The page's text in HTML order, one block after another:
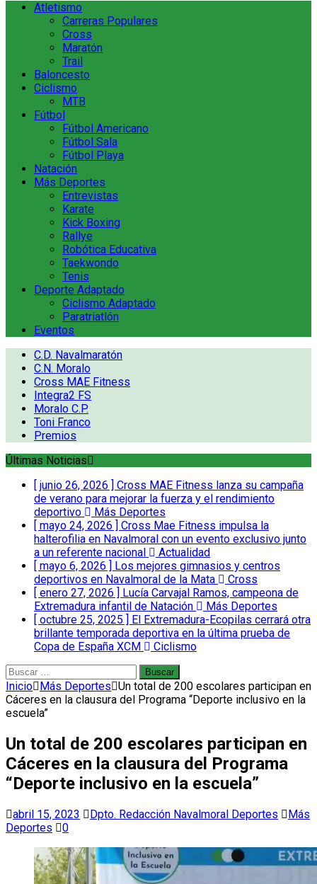
Atletismo
Carreras Populares
Cross
Maratón
Trail
Baloncesto
Ciclismo
MTB
Fútbol
Fútbol Americano
Fútbol Sala
Fútbol Playa
Natación
Más Deportes
Entrevistas
Karate
Kick Boxing
Rallye
Robótica Educativa
Taekwondo
Tenis
Deporte Adaptado
Ciclismo Adaptado
Paratriatlón
Eventos
C.D. Navalmaratón
C.N. Moralo
Cross MAE Fitness
Integra2 FS
Moralo C.P.
Toni Franco
Premios
Últimas Noticias
[ junio 26, 2026 ] Cross MAE Fitness lanza su campaña
de verano para mejorar la fuerza y el rendimiento
deportivo
Más Deportes
[ mayo 24, 2026 ] Cross Mae Fitness impulsa la
halterofilia en Navalmoral con un evento exclusivo junto
a un referente nacional
Actualidad
[ mayo 6, 2026 ] Los mejores gimnasios y centros
deportivos en Navalmoral de la Mata
Cross
[ enero 27, 2026 ] Lucía Carvajal Ramos, campeona de
Extremadura infantil de Natación
Más Deportes
[ octubre 25, 2025 ] El Extremadura-Ecopilas cerrará otra
brillante temporada deportiva en la última prueba de
Copa de España XCM
Ciclismo
Buscar:
Inicio Más Deportes Un total de 200 escolares participan en
Cáceres en la clausura del Programa “Deporte inclusivo en la
escuela”
Un total de 200 escolares participan en
Cáceres en la clausura del Programa
“Deporte inclusivo en la escuela”
abril 15, 2023 Dpto. Redacción Navalmoral Deportes
Más
Deportes
0